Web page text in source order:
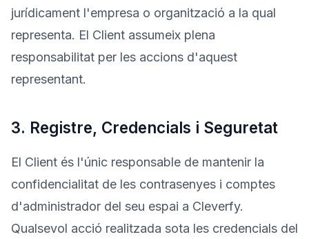
jurídicament l'empresa o organització a la qual
representa. El Client assumeix plena
responsabilitat per les accions d'aquest
representant.
3. Registre, Credencials i Seguretat
El Client és l'únic responsable de mantenir la
confidencialitat de les contrasenyes i comptes
d'administrador del seu espai a Cleverfy.
Qualsevol acció realitzada sota les credencials del